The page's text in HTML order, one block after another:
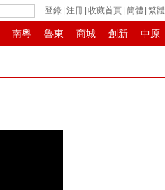
登錄 注冊 收藏首頁 簡體 繁體
南粵 魯東 商城 創新 中原